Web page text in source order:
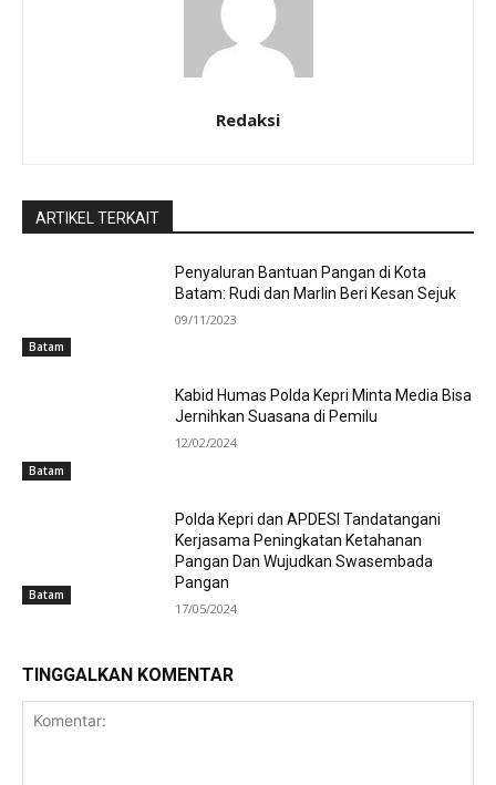
Redaksi
ARTIKEL TERKAIT
Batam
Penyaluran Bantuan Pangan di Kota
Batam: Rudi dan Marlin Beri Kesan Sejuk
09/11/2023
Batam
Kabid Humas Polda Kepri Minta Media Bisa
Jernihkan Suasana di Pemilu
12/02/2024
Batam
Polda Kepri dan APDESI Tandatangani
Kerjasama Peningkatan Ketahanan
Pangan Dan Wujudkan Swasembada
Pangan
17/05/2024
TINGGALKAN KOMENTAR